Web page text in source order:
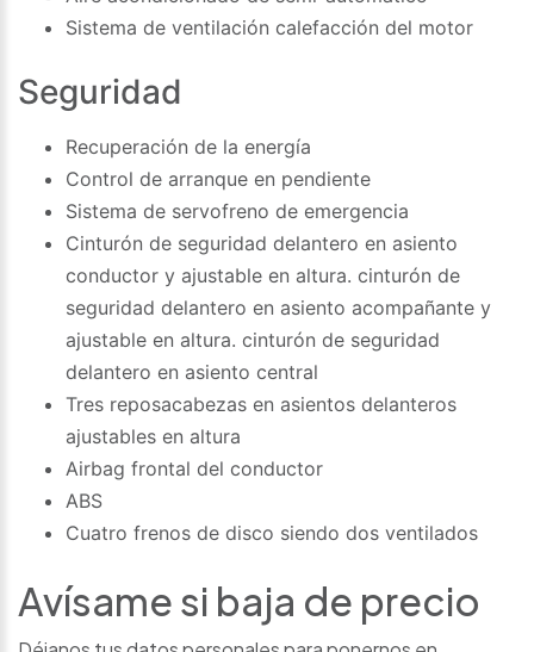
Sistema de ventilación calefacción del motor
Seguridad
Recuperación de la energía
Control de arranque en pendiente
Sistema de servofreno de emergencia
Cinturón de seguridad delantero en asiento
conductor y ajustable en altura. cinturón de
seguridad delantero en asiento acompañante y
ajustable en altura. cinturón de seguridad
delantero en asiento central
Tres reposacabezas en asientos delanteros
ajustables en altura
Airbag frontal del conductor
ABS
Cuatro frenos de disco siendo dos ventilados
Avísame si baja de precio